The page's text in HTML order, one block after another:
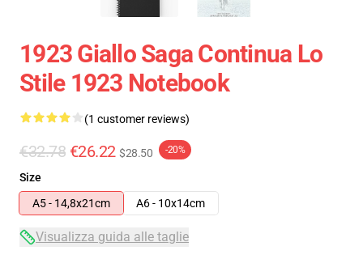
1923 Giallo Saga Continua Lo
Stile 1923 Notebook
(1 customer reviews)
€32.78 €26.22 $28.50 -20%
Size
A5 - 14,8x21cm
A6 - 10x14cm
Visualizza guida alle taglie